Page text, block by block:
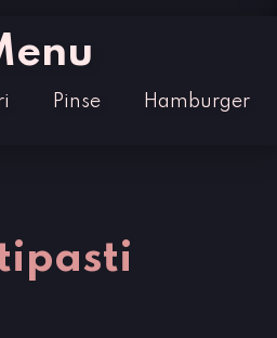
Pinse Hamburger